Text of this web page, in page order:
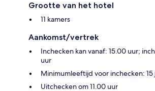
Grootte van het hotel
11 kamers
Aankomst/vertrek
Inchecken kan vanaf: 15.00 uur;
uur
Minimumleeftijd voor inchecken: 15
Uitchecken om 11.00 uur